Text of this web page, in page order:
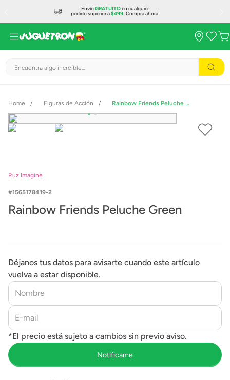
EnvíoGRATUITOen cualquier
pedido superior a$499¡Compra ahora!
Encuentra algo increíble...
Figuras de Acción Rainbow Friends Peluche Green
Ruz Imagine
1565178419-2
Rainbow Friends Peluche Green
Déjanos tus datos para avisarte cuando este artículo
vuelva a estar disponible.